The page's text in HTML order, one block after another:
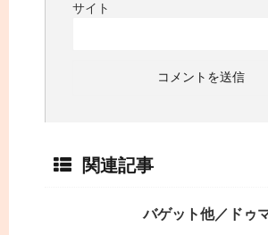
サイト
関連記事
バゲット他／ドゥ